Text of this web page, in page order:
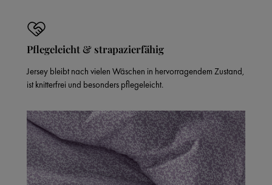
Pflegeleicht & strapazierfähig
Jersey bleibt nach vielen Wäschen in hervorragendem Zustand,
ist knitterfrei und besonders pflegeleicht.